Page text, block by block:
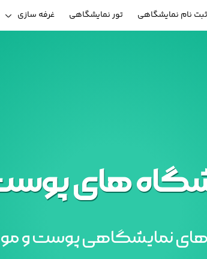
ثبت نام نمایشگاهی تور نمایشگاهی غرفه سازی
های
نمایشگاهی پوست و مو